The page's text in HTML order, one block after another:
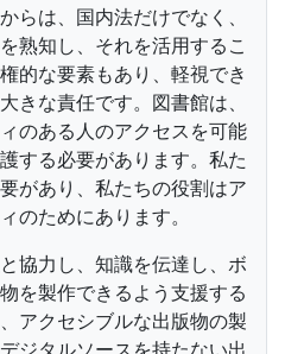
らは、国内法だけでなく、
熟知し、それを活用するこ
的な要素もあり、軽視でき
きな責任です。図書館は、
のある人のアクセスを可能
する必要があります。私た
があり、私たちの役割はア
のためにあります。
協力し、知識を伝達し、ボ
を製作できるよう支援する
アクセシブルな出版物の製